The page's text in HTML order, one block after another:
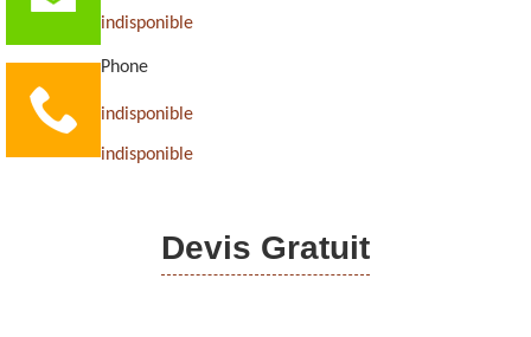
indisponible
Phone
indisponible
indisponible
Devis Gratuit